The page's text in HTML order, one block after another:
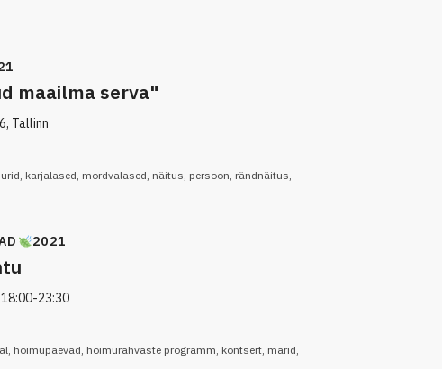
maailma serva"
Tallinn
karjalased mordvalased näitus persoon rändnäitus
2021
18:00-23:30
, hõimupäevad, hõimurahvaste programm, kontsert, marid,